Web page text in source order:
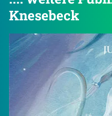
Knesebeck